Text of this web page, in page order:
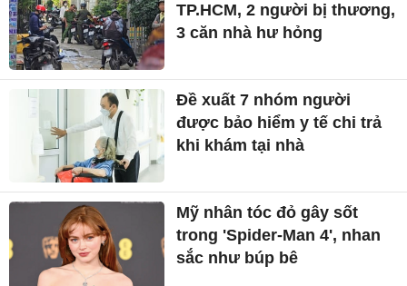
TP.HCM, 2 người bị thương,
3 căn nhà hư hỏng
Đề xuất 7 nhóm người
được bảo hiểm y tế chi trả
khi khám tại nhà
Mỹ nhân tóc đỏ gây sốt
trong 'Spider-Man 4', nhan
sắc như búp bê